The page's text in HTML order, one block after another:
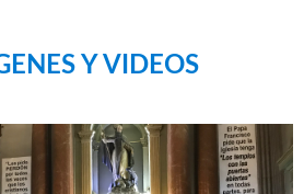
Y VIDEOS